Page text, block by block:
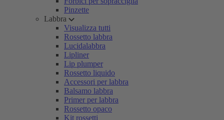
Pinzette
Labbra
Visualizza tutti
Rossetto labbra
Lucidalabbra
Lipliner
Lip plumper
Rossetto liquido
Accessori per labbra
Balsamo labbra
Primer per labbra
Rossetto opaco
Kit rossetti